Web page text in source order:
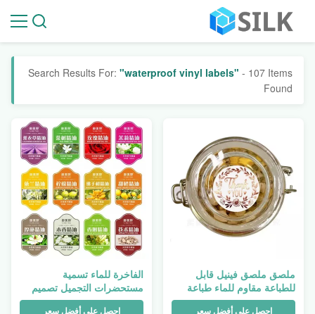
Search Results For: "waterproof vinyl labels" - 107 Items
Found
ملصق ملصق فينيل قابل
للطباعة مقاوم للماء طباعة
ختم ورق آداب السلوك PVC
احصل على أفضل سعر
الفاخرة للماء تسمية
مستحضرات التجميل تصميم
بولي كلوريد الفينيل آلة طباعة
احصل على أفضل سعر